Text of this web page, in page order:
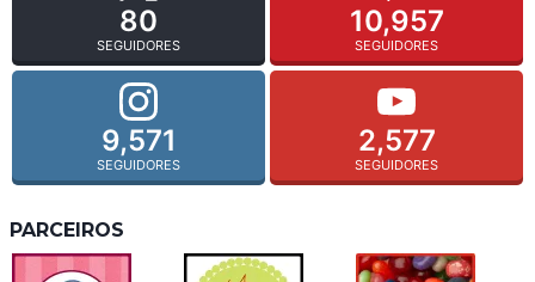
80
SEGUIDORES
10,957
SEGUIDORES
9,571
SEGUIDORES
2,577
SEGUIDORES
PARCEIROS